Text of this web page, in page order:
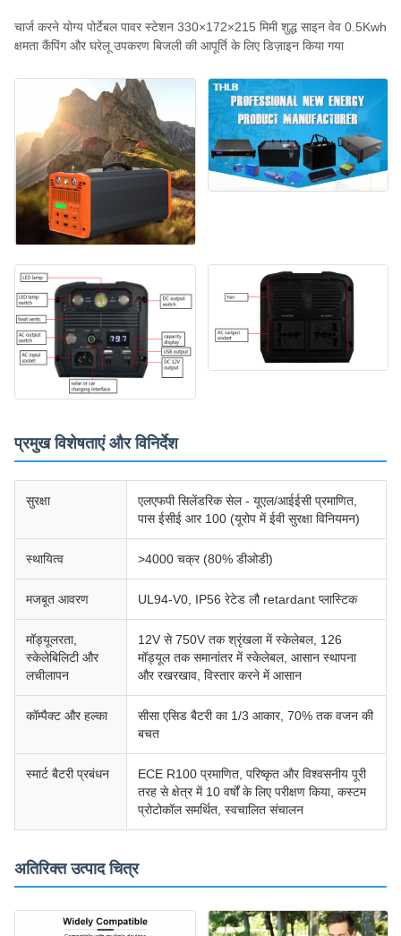
चार्ज करने योग्य पोर्टेबल पावर स्टेशन 330×172×215 मिमी शुद्ध साइन वेव 0.5Kwh
क्षमता कैंपिंग और घरेलू उपकरण बिजली की आपूर्ति के लिए डिज़ाइन किया गया
प्रमुख विशेषताएं और विनिर्देश
सुरक्षा
एलएफपी सिलेंडरिक सेल - यूएल/आईईसी प्रमाणित,
पास ईसीई आर 100 (यूरोप में ईवी सुरक्षा विनियमन)
स्थायित्व >4000 चक्र (80% डीओडी)
मजबूत आवरण UL94-V0, IP56 रेटेड लौ retardant प्लास्टिक
मॉड्यूलरता,
स्केलेबिलिटी और
लचीलापन
12V से 750V तक श्रृंखला में स्केलेबल, 126
मॉड्यूल तक समानांतर में स्केलेबल, आसान स्थापना
और रखरखाव, विस्तार करने में आसान
कॉम्पैक्ट और हल्का
सीसा एसिड बैटरी का 1/3 आकार, 70% तक वजन की
बचत
स्मार्ट बैटरी प्रबंधन
ECE R100 प्रमाणित, परिष्कृत और विश्वसनीय पूरी
तरह से क्षेत्र में 10 वर्षों के लिए परीक्षण किया, कस्टम
प्रोटोकॉल समर्थित, स्वचालित संचालन
अतिरिक्त उत्पाद चित्र